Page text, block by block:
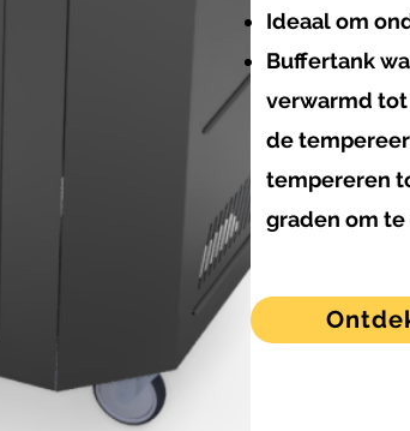
Ideaal om
Buffertank
verwarmd
de
tempereren
graden om